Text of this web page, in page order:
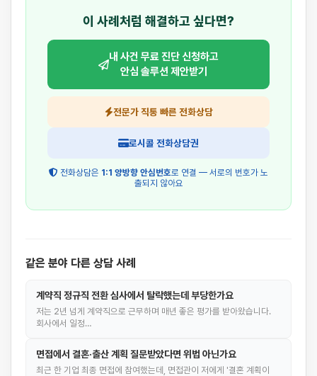
이 사례처럼 해결하고 싶다면?
내 사건 무료 진단 신청하고
안심 솔루션 제안받기
전문가 직통 빠른 전화상담
로시콜 전화상담권
전화상담은 1:1 양방향 안심번호로 연결 — 서로의 번호가 노
출되지 않아요
같은 분야 다른 상담 사례
계약직 정규직 전환 심사에서 탈락했는데 부당한가요
저는 2년 넘게 계약직으로 근무하며 매년 좋은 평가를 받아왔습니다.
회사에서 일정…
면접에서 결혼·출산 계획 질문받았다면 위법 아닌가요
최근 한 기업 최종 면접에 참여했는데, 면접관이 저에게 '결혼 계획이